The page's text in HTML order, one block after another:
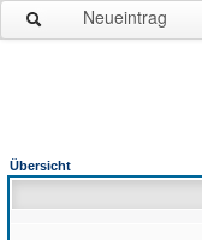
Neueintrag
Übersicht